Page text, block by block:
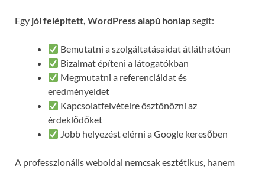
Egy jól felépített, WordPress alapú honlapsegít:
Bemutatni a szolgáltatásaidat átláthatóan
Bizalmat építeni a látogatókban
Megmutatni a referenciáidat és
eredményeidet
Kapcsolatfelvételre ösztönözni az
érdeklődőket
Jobb helyezést elérni a Google keresőben
A professzionális weboldal nemcsak esztétikus, hanem